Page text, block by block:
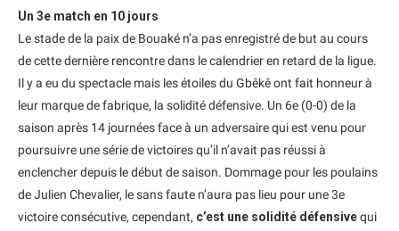
Un 3e match en 10 jours
Le stade de la paix de Bouaké n’a pas enregistré de but au cours
de cette dernière rencontre dans le calendrier en retard de la ligue.
Il y a eu du spectacle mais les étoiles du Gbêkê ont fait honneur à
leur marque de fabrique, la solidité défensive. Un 6e (0-0) de la
saison après 14 journées face à un adversaire qui est venu pour
poursuivre une série de victoires qu’il n’avait pas réussi à
enclencher depuis le début de saison. Dommage pour les poulains
de Julien Chevalier, le sans faute n’aura pas lieu pour une 3e
victoire consécutive, cependant, c’est une solidité défensivequi